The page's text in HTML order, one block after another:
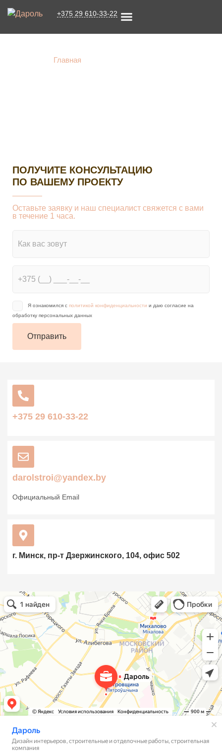
+375 29 610-33-22
ДИЗАЙН ПРОЕКТЫ ОФИСЫ
Главная
ПОЛУЧИТЕ КОНСУЛЬТАЦИЮ
ПО ВАШЕМУ ПРОЕКТУ
Оставьте заявку и наш специалист свяжется с вами
в течение 1 часа.
Я ознакомился с политикой конфиденциальности и даю согласие на
обработку персональных данных
+375 29 610-33-22
darolstroi@yandex.by
Официальный Email
г. Минск, пр-т Дзержинского, 104, офис 502
Дароль в Минске
Минск